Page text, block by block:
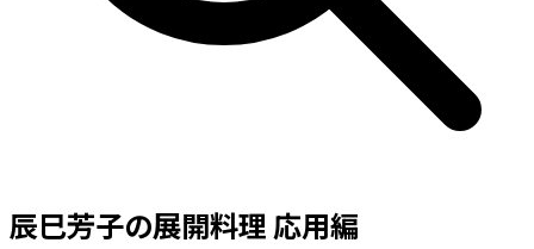
辰巳芳子の展開料理 応用編